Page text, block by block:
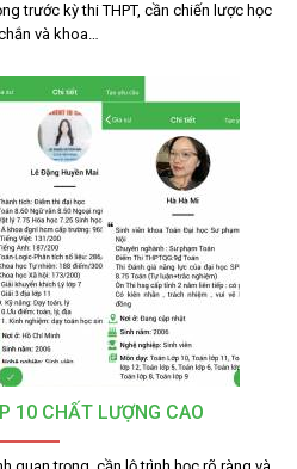
trước kỳ thi THPT, cần chiến lược học
và khoa…
10 CHẤT LƯỢNG CAO